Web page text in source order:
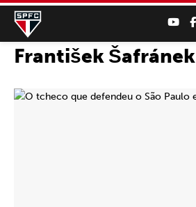
František Šafránek